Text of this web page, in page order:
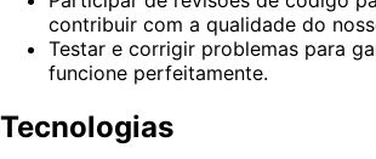
contribuir com a qualidade do
Testar e corrigir problemas para
funcione perfeitamente.
Tecnologias